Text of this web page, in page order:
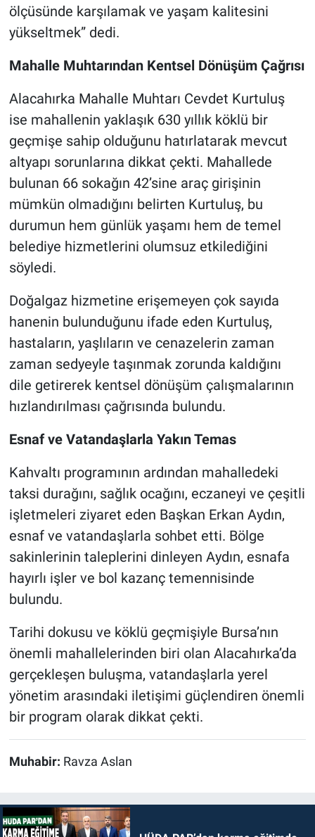
ölçüsünde karşılamak ve yaşam kalitesini
yükseltmek” dedi.
Mahalle Muhtarından Kentsel Dönüşüm Çağrısı
Alacahırka Mahalle Muhtarı Cevdet Kurtuluş
ise mahallenin yaklaşık 630 yıllık köklü bir
geçmişe sahip olduğunu hatırlatarak mevcut
altyapı sorunlarına dikkat çekti. Mahallede
bulunan 66 sokağın 42’sine araç girişinin
mümkün olmadığını belirten Kurtuluş, bu
durumun hem günlük yaşamı hem de temel
belediye hizmetlerini olumsuz etkilediğini
söyledi.
Doğalgaz hizmetine erişemeyen çok sayıda
hanenin bulunduğunu ifade eden Kurtuluş,
hastaların, yaşlıların ve cenazelerin zaman
zaman sedyeyle taşınmak zorunda kaldığını
dile getirerek kentsel dönüşüm çalışmalarının
hızlandırılması çağrısında bulundu.
Esnaf ve Vatandaşlarla Yakın Temas
Kahvaltı programının ardından mahalledeki
taksi durağını, sağlık ocağını, eczaneyi ve çeşitli
işletmeleri ziyaret eden Başkan Erkan Aydın,
esnaf ve vatandaşlarla sohbet etti. Bölge
sakinlerinin taleplerini dinleyen Aydın, esnafa
hayırlı işler ve bol kazanç temennisinde
bulundu.
Tarihi dokusu ve köklü geçmişiyle Bursa’nın
önemli mahallelerinden biri olan Alacahırka’da
gerçekleşen buluşma, vatandaşlarla yerel
yönetim arasındaki iletişimi güçlendiren önemli
bir program olarak dikkat çekti.
Muhabir: Ravza Aslan